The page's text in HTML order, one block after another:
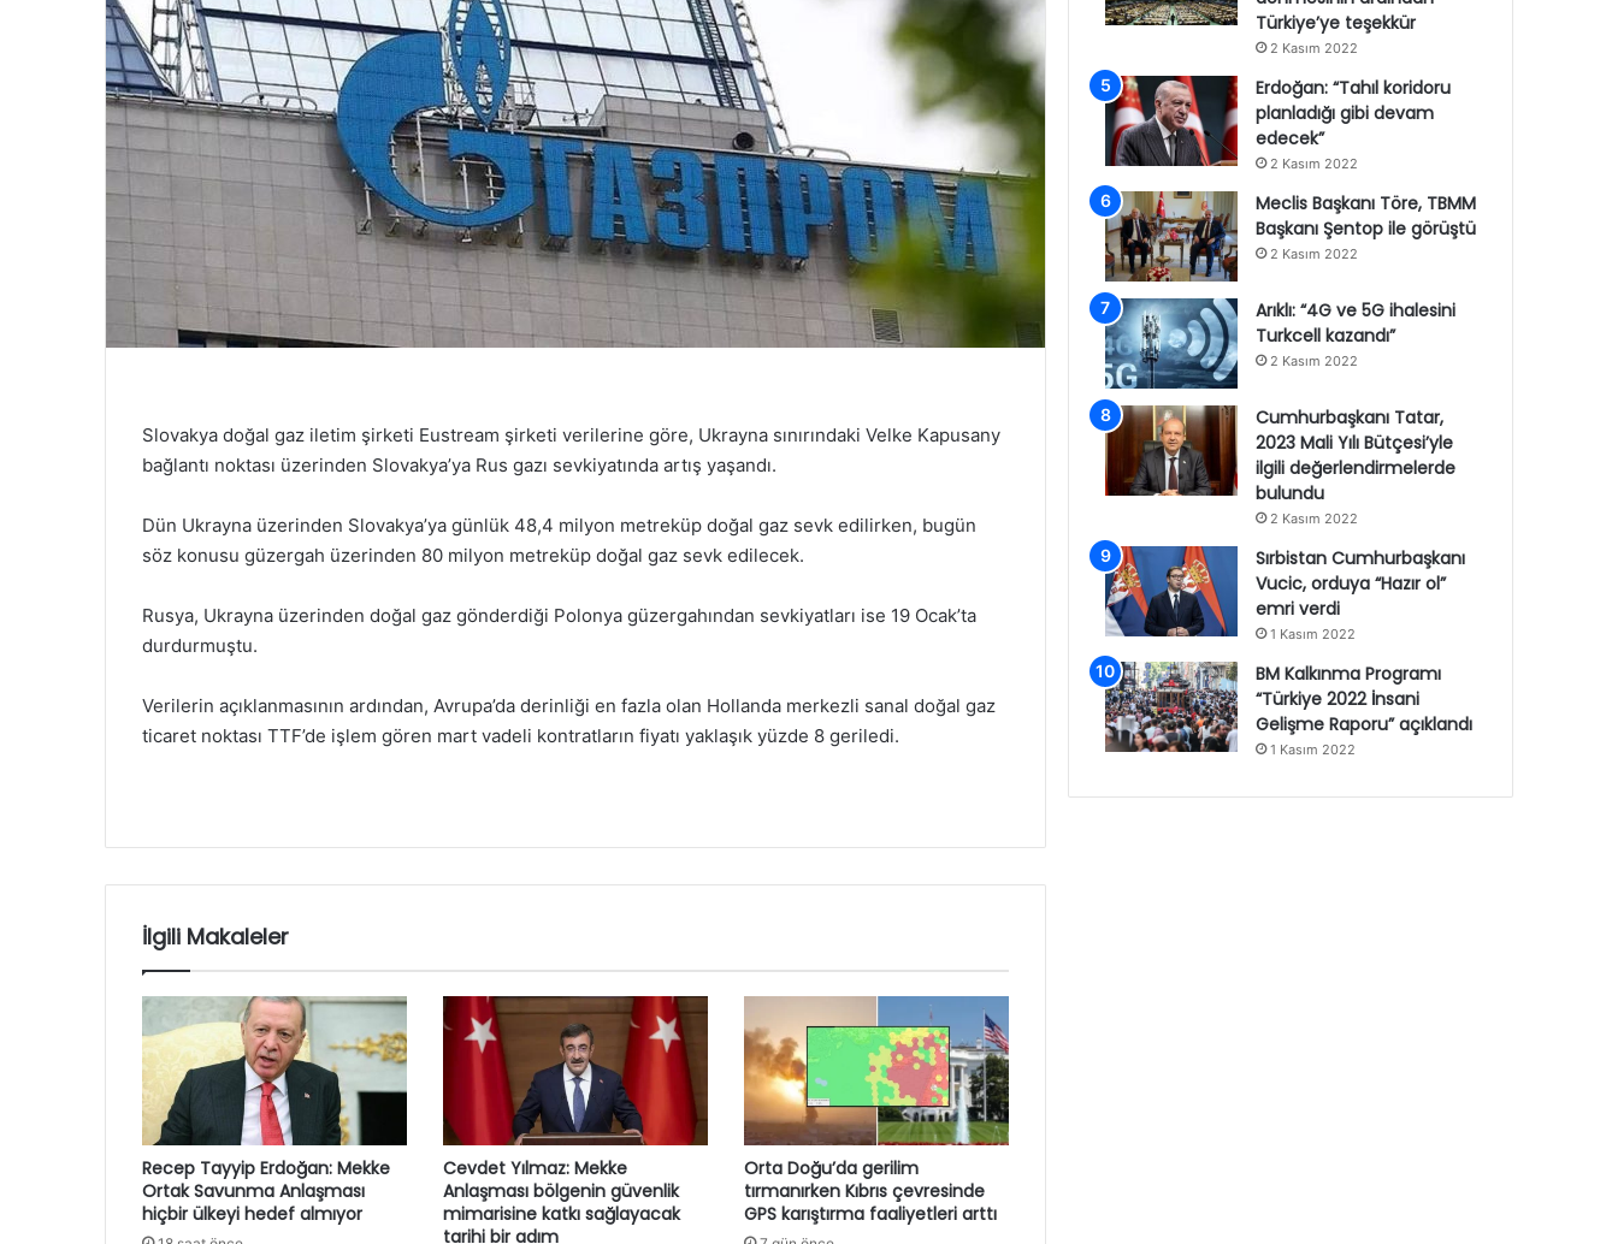
Slovakya doğal gaz iletim şirketi Eustream şirketi verilerine göre, Ukrayna sınırındaki Velke Kapusany
bağlantı noktası üzerinden Slovakya’ya Rus gazı sevkiyatında artış yaşandı.
Dün Ukrayna üzerinden Slovakya’ya günlük 48,4 milyon metreküp doğal gaz sevk edilirken, bugün
söz konusu güzergah üzerinden 80 milyon metreküp doğal gaz sevk edilecek.
Rusya, Ukrayna üzerinden doğal gaz gönderdiği Polonya güzergahından sevkiyatları ise 19 Ocak’ta
durdurmuştu.
Verilerin açıklanmasının ardından, Avrupa’da derinliği en fazla olan Hollanda merkezli sanal doğal gaz
ticaret noktası TTF’de işlem gören mart vadeli kontratların fiyatı yaklaşık yüzde 8 geriledi.
İlgili Makaleler
Recep Tayyip Erdoğan: Mekke
Ortak Savunma Anlaşması
hiçbir ülkeyi hedef almıyor
Cevdet Yılmaz: Mekke
Anlaşması bölgenin güvenlik
mimarisine katkı sağlayacak
tarihi bir adım
Orta Doğu’da gerilim
tırmanırken Kıbrıs çevresinde
GPS karıştırma faaliyetleri arttı
Türkiye’ye teşekkür
2 Kasım 2022
Erdoğan: “Tahıl koridoru
planladığı gibi devam
edecek”
2 Kasım 2022
Meclis Başkanı Töre, TBMM
Başkanı Şentop ile görüştü
2 Kasım 2022
Arıklı: “4G ve 5G ihalesini
Turkcell kazandı”
2 Kasım 2022
Cumhurbaşkanı Tatar,
2023 Mali Yılı Bütçesi’yle
ilgili değerlendirmelerde
bulundu
2 Kasım 2022
Sırbistan Cumhurbaşkanı
Vucic, orduya “Hazır ol”
emri verdi
1 Kasım 2022
BM Kalkınma Programı
“Türkiye 2022 İnsani
Gelişme Raporu” açıklandı
1 Kasım 2022